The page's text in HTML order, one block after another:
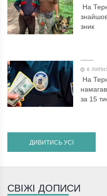
На
знайшов
зник
6
На
за 15
ДИВИТИСЬ УСІ
СВІЖІ ДОПИСИ